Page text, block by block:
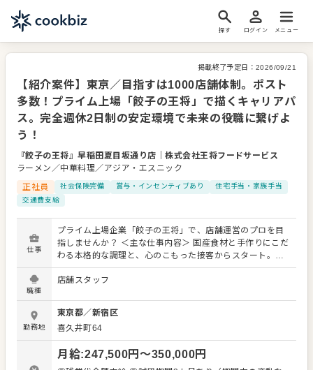
探す ログイン メニュー
掲載終了予定日： 2026/09/21
【紹介案件】東京／目指すは1000店舗体制。ポスト
多数！プライム上場「餃子の王将」で描くキャリアパ
ス。完全週休2日制の安定環境で未来の役職に繋げよ
う！
『餃子の王将』早稲田夏目坂通り店 ｜株式会社王将フードサービス
ラーメン／中華料理／アジア・エスニック
正社員
社会保険完備 賞与・インセンティブあり
住宅手当・家族手当
交通費支給
仕事
プライム上場企業「餃子の王将」で、店舗運営のプロを目
指しませんか？ ＜主な仕事内容＞ 国産食材と手作りにこだ
わる本格的な調理と、心のこもった接客からスタート。チ
ェーン店でありながら画一的ではないため、確かな調理技
術が身につきます。将来的には、店舗独自のメニュー開発
営の全てをお任せします。 店長の裁量が大きく、自分のお
店を創り上げるやりがいを実感できる環境です。今後1000
店舗体制を目指しており、店長やその先のポストも豊富。
好調な業績は社員に還元しており、初年度で年収500万円
以上も可能です。完全週休2日制でプライベートも大切にし
職種
店舗スタッフ
勤務地
東京都／新宿区
喜久井町64
月給:247,500円〜350,000円